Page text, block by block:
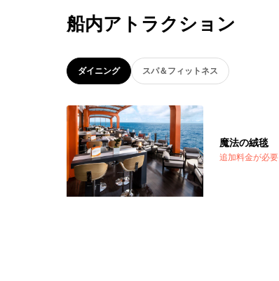
船内アトラクション
ダイニング スパ＆フィットネス
魔法の絨毯
追加料金が必要